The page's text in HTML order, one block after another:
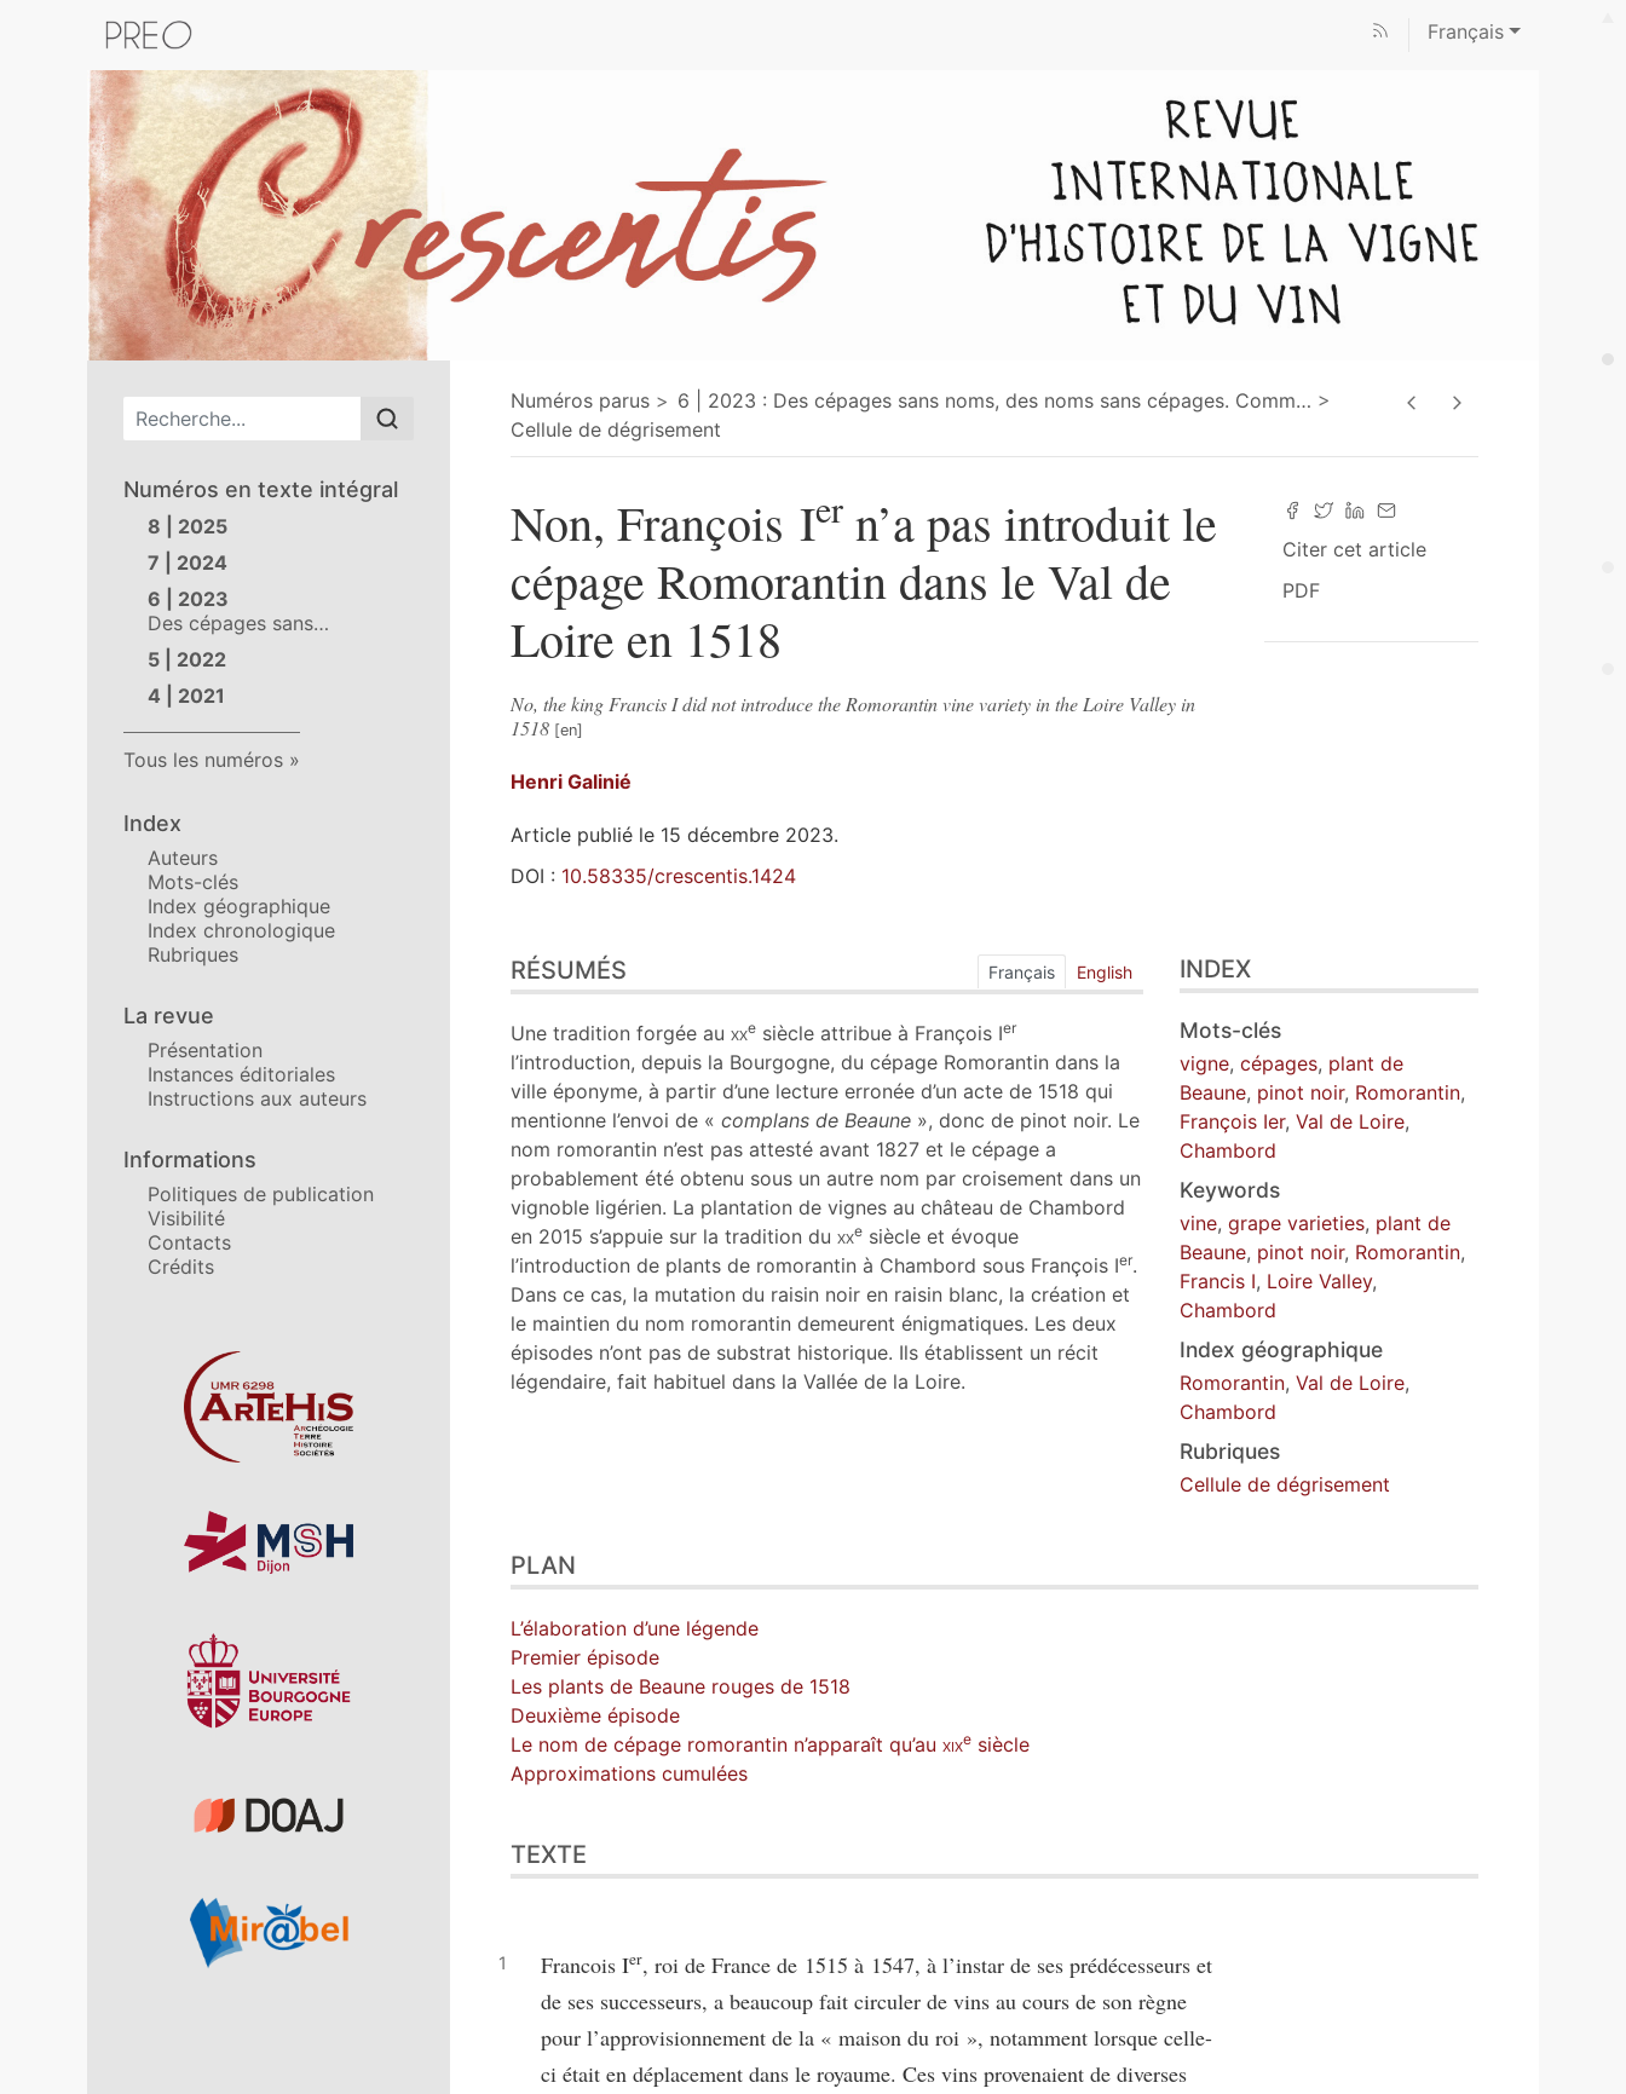
Français
Menu principal
Numéros en texte intégral
8 | 2025
7 | 2024
6 | 2023
Des cépages sans…
5 | 2022
4 | 2021
Tous les numéros
Index
Auteurs
Mots-clés
Index géographique
Index chronologique
Rubriques
La revue
Présentation
Instances éditoriales
Instructions aux auteurs
Informations
Politiques de publication
Visibilité
Contacts
Crédits
Affiliations/partenaires
Numéros parus 6 | 2023 : Des cépages sans noms, des noms sans cépages. Comm…
Cellule de dégrisement
Citer cet article
PDF
Non, François Ier n’a pas introduit le
cépage Romorantin dans le Val de
Loire en 1518
No, the king Francis I did not introduce the Romorantin vine variety in the Loire Valley in
1518
Henri Galinié
Article publié le 15 décembre 2023.
DOI : 10.58335/crescentis.1424
Index
Plan
Texte
Bibliographie
Notes
Citer cet article
Auteur
RÉSUMÉS Français English
Une tradition forgée au xxe siècle attribue à François Ier
l’introduction, depuis la Bourgogne, du cépage Romorantin dans la
ville éponyme, à partir d’une lecture erronée d’un acte de 1518 qui
mentionne l’envoi de « complans de Beaune », donc de pinot noir. Le
nom romorantin n’est pas attesté avant 1827 et le cépage a
probablement été obtenu sous un autre nom par croisement dans un
vignoble ligérien. La plantation de vignes au château de Chambord
en 2015 s’appuie sur la tradition du xxe siècle et évoque
l’introduction de plants de romorantin à Chambord sous François Ier.
Dans ce cas, la mutation du raisin noir en raisin blanc, la création et
le maintien du nom romorantin demeurent énigmatiques. Les deux
épisodes n’ont pas de substrat historique. Ils établissent un récit
légendaire, fait habituel dans la Vallée de la Loire.
INDEX
Mots-clés
vigne,cépages, plant de
Beaune, pinot noir, Romorantin,
François Ier,Val de Loire,
Chambord
Keywords
vine,grape varieties, plant de
Beaune, pinot noir, Romorantin,
Francis I, Loire Valley,
Chambord
Index géographique
Romorantin,Val de Loire,
Chambord
Rubriques
Cellule de dégrisement
PLAN
L’élaboration d’une légende
Premier épisode
Les plants de Beaune rouges de 1518
Deuxième épisode
Le nom de cépage romorantin n’apparaît qu’au xixe siècle
Approximations cumulées
TEXTE
Francois Ier, roi de France de 1515 à 1547, à l’instar de ses prédécesseurs et
de ses successeurs, a beaucoup fait circuler de vins au cours de son règne
pour l’approvisionnement de la « maison du roi », notamment lorsque celle-
ci était en déplacement dans le royaume. Ces vins provenaient de diverses